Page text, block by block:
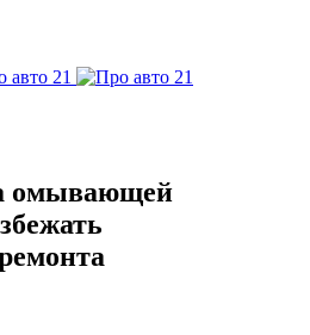
омывающей